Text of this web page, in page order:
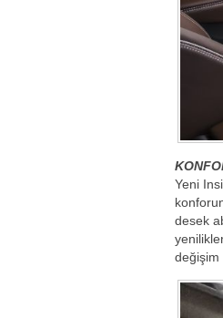
Yeni
desek
değişim